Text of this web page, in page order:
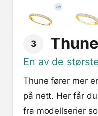
3 Thune
En av de
Thune fører mer
på nett. Her får
fra modellserier